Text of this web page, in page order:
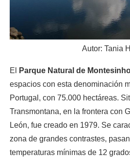
Autor: Tania
El Parque Natural de
espacios con esta denominación
Portugal, con 75.000 hectáreas.
Transmontana, en la frontera con
León, fue creado en 1979. Se
zona de grandes contrastes,
temperaturas mínimas de 12